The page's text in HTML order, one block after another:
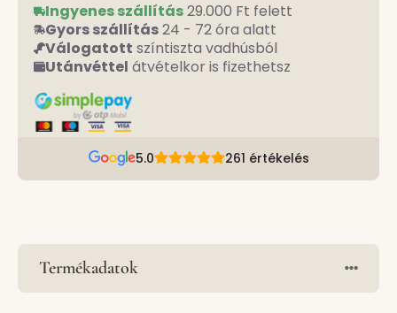
Ingyenes szállítás29.000 Ft felett
Gyors szállítás24 - 72 óra alatt
Válogatott színtiszta vadhúsból
Utánvéttel átvételkor is fizethetsz
5.0 261 értékelés
Termékadatok